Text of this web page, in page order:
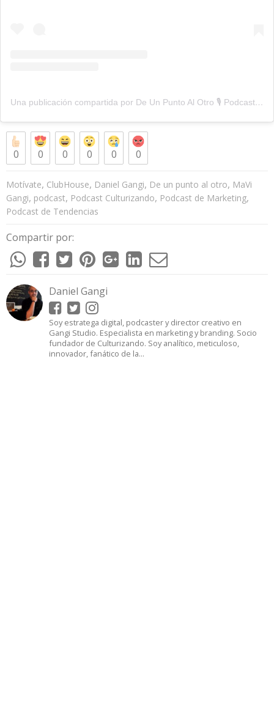
Una publicación compartida por De Un Punto Al Otro 🎙️ Podcast (@deunpuntoalotro)
0 0 0 0 0 0
Motívate, ClubHouse, Daniel Gangi, De un punto al otro, MaVi
Gangi, podcast, Podcast Culturizando, Podcast de Marketing,
Podcast de Tendencias
Compartir por:
Daniel Gangi
Soy estratega digital, podcaster y director creativo en
Gangi Studio. Especialista en marketing y branding. Socio
fundador de Culturizando. Soy analítico, meticuloso,
innovador, fanático de la...